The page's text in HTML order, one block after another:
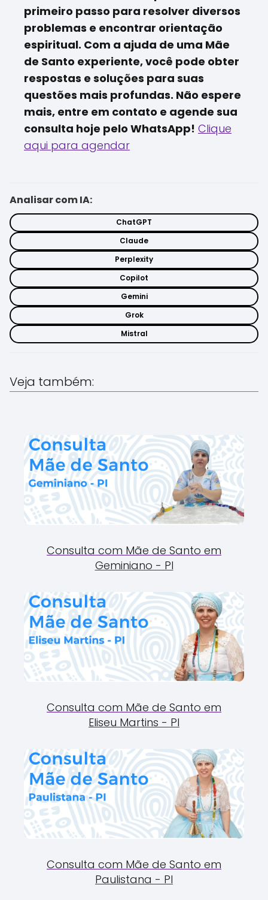
primeiro passo para resolver diversos
problemas e encontrar orientação
espiritual. Com a ajuda de uma Mãe
de Santo experiente, você pode obter
respostas e soluções para suas
questões mais profundas. Não espere
mais, entre em contato e agende sua
consulta hoje pelo WhatsApp! Clique
aqui para agendar
Analisar com IA:
ChatGPT
Claude
Perplexity
Copilot
Gemini
Grok
Mistral
Veja também:
Consulta com Mãe de Santo em
Geminiano - PI
Consulta com Mãe de Santo em
Eliseu Martins - PI
Consulta com Mãe de Santo em
Paulistana - PI